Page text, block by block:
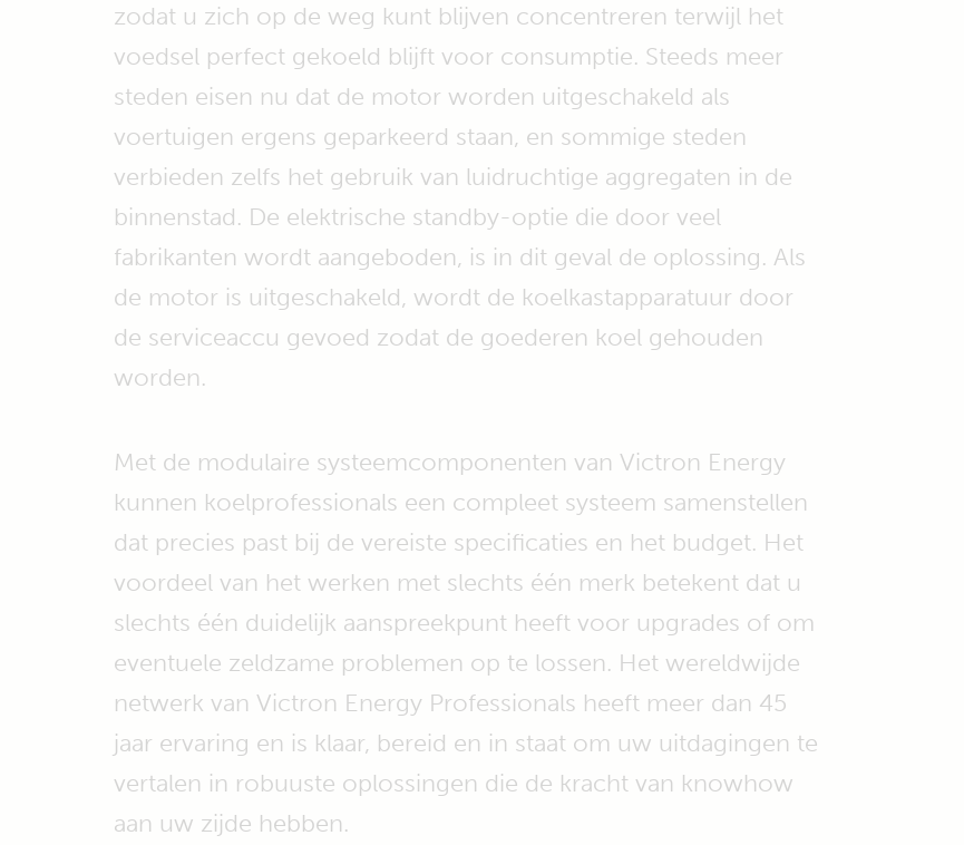
zodat u zich op de weg kunt blijven concentreren terwijl het
voedsel perfect gekoeld blijft voor consumptie. Steeds meer
steden eisen nu dat de motor worden uitgeschakeld als
voertuigen ergens geparkeerd staan, en sommige steden
verbieden zelfs het gebruik van luidruchtige aggregaten in de
binnenstad. De elektrische standby-optie die door veel
fabrikanten wordt aangeboden, is in dit geval de oplossing. Als
de motor is uitgeschakeld, wordt de koelkastapparatuur door
de serviceaccu gevoed zodat de goederen koel gehouden
worden.
Met de modulaire systeemcomponenten van Victron Energy
kunnen koelprofessionals een compleet systeem samenstellen
dat precies past bij de vereiste specificaties en het budget. Het
voordeel van het werken met slechts één merk betekent dat u
slechts één duidelijk aanspreekpunt heeft voor upgrades of om
eventuele zeldzame problemen op te lossen. Het wereldwijde
netwerk van Victron Energy Professionals heeft meer dan 45
jaar ervaring en is klaar, bereid en in staat om uw uitdagingen te
vertalen in robuuste oplossingen die de kracht van knowhow
aan uw zijde hebben.